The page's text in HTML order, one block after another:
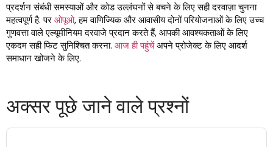
प्रदर्शन संबंधी समस्याओं और कोड उल्लंघनों से बचने के लिए सही दरवाज़ा चुनना
महत्वपूर्ण है. परओपूओ, हम वाणिज्यिक और आवासीय दोनों परियोजनाओं के लिए उच्च
गुणवत्ता वाले एल्यूमीनियम दरवाजे प्रदान करते हैं, आपकी आवश्यकताओं के लिए
एकदम सही फिट सुनिश्चित करना. आज ही पहुंचेंअपने प्रोजेक्ट के लिए आदर्श
समाधान खोजने के लिए.
अक्सर पूछे जाने वाले प्रश्नों